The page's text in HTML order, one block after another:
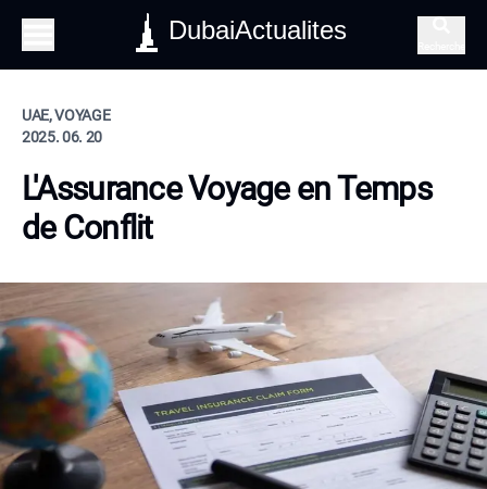
DubaiActualites
UAE, VOYAGE
2025. 06. 20
L'Assurance Voyage en Temps
de Conflit